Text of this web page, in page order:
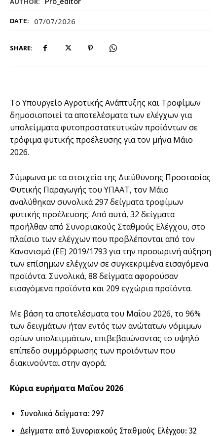
DATE: 07/07/2026
SHARE:
Το Υπουργείο Αγροτικής Ανάπτυξης και Τροφίμων
δημοσιοποιεί τα αποτελέσματα των ελέγχων για
υπολείμματα φυτοπροστατευτικών προϊόντων σε
τρόφιμα φυτικής προέλευσης για τον μήνα Μάιο
2026.
Σύμφωνα με τα στοιχεία της Διεύθυνσης Προστασίας
Φυτικής Παραγωγής του ΥΠΑΑΤ, τον Μάιο
αναλύθηκαν συνολικά 297 δείγματα τροφίμων
φυτικής προέλευσης. Από αυτά, 32 δείγματα
προήλθαν από Συνοριακούς Σταθμούς Ελέγχου, στο
πλαίσιο των ελέγχων που προβλέπονται από τον
Κανονισμό (ΕΕ) 2019/1793 για την προσωρινή αύξηση
των επίσημων ελέγχων σε συγκεκριμένα εισαγόμενα
προϊόντα. Συνολικά, 88 δείγματα αφορούσαν
εισαγόμενα προϊόντα και 209 εγχώρια προϊόντα.
Με βάση τα αποτελέσματα του Μαΐου 2026, το 96%
των δειγμάτων ήταν εντός των ανώτατων νόμιμων
ορίων υπολειμμάτων, επιβεβαιώνοντας το υψηλό
επίπεδο συμμόρφωσης των προϊόντων που
διακινούνται στην αγορά.
Κύρια ευρήματα Μαΐου 2026
Συνολικά δείγματα: 297
Δείγματα από Συνοριακούς Σταθμούς Ελέγχου: 32